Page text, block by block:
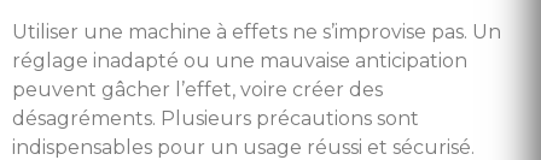
Utiliser une machine à effets ne s’improvise pas. Un
réglage inadapté ou une mauvaise anticipation
peuvent gâcher l’effet, voire créer des
désagréments. Plusieurs précautions sont
indispensables pour un usage réussi et sécurisé.